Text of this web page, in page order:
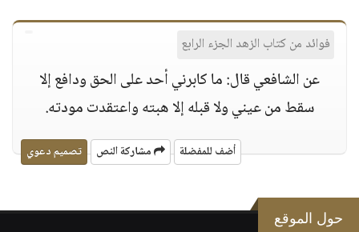
فوائد من كتاب الزهد الجزء الرابع
عن الشافعي قال: ما كابرني أحد على الحق ودافع إلا
سقط من عيني ولا قبله إلا هبته واعتقدت مودته.
أضف للمفضلة مشاركة النص تصميم دعوي
حول الموقع